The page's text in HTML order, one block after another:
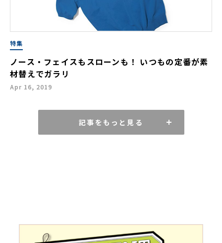
特集
ノース・フェイスもスローンも！ いつもの定番が素
材替えでガラリ
Apr 16, 2019
記事をもっと見る